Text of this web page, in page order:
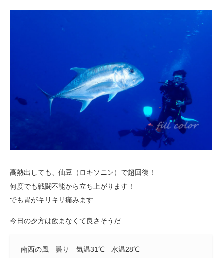
高熱出しても、仙豆（ロキソニン）で超回復！
何度でも戦闘不能から立ち上がります！
でも胃がキリキリ痛みます…
今日の夕方は飲まなくて良さそうだ…
南西の風 曇り 気温31℃ 水温28℃